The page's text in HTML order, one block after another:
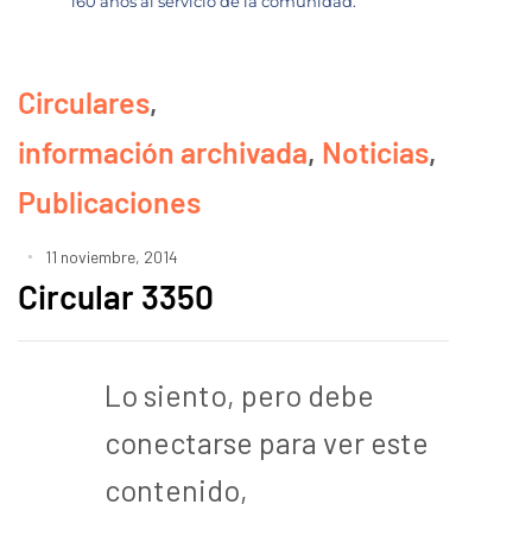
Circulares,
información archivada, Noticias,
Publicaciones
11 noviembre, 2014
Circular 3350
Lo siento, pero debe
conectarse para ver este
contenido,